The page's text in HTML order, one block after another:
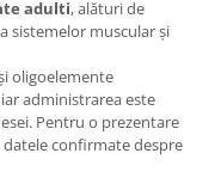
adulti, alături de
sistemelor muscular și
oligoelemente
administrarea este
Pentru o prezentare
confirmate despre